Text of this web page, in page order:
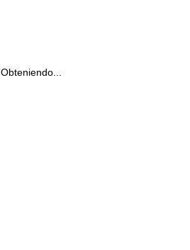
Obteniendo...